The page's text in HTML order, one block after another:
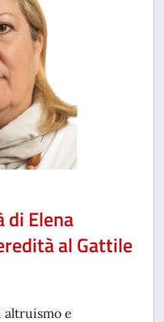
di Elena
al Gattile
e